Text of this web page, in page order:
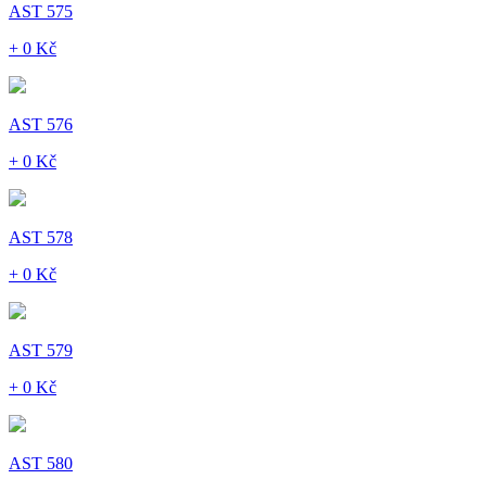
AST 575
+ 0 Kč
AST 576
+ 0 Kč
AST 578
+ 0 Kč
AST 579
+ 0 Kč
AST 580